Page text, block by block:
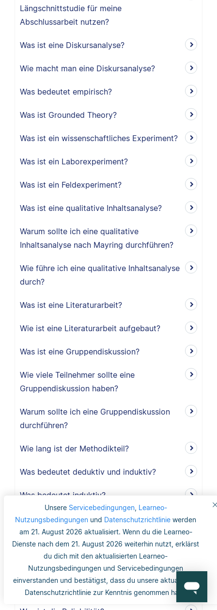
Unsere Servicebedingungen, Learneo-
Nutzungsbedingungen und Datenschutzrichtlinie werden
am 21. August 2026 aktualisiert. Wenn du die Learneo-
Dienste nach dem 21. August 2026 weiterhin nutzt, erklärst
du dich mit den aktualisierten Learneo-
Nutzungsbedingungen und Servicebedingungen
einverstanden und bestätigst, dass du unsere aktualisierte
Datenschutzrichtlinie zur Kenntnis genommen hast.
Längschnittstudie für meine
Abschlussarbeit nutzen?
Was ist eine Diskursanalyse?
Wie macht man eine Diskursanalyse?
Was bedeutet empirisch?
Was ist Grounded Theory?
Was ist ein wissenschaftliches Experiment?
Was ist ein Laborexperiment?
Was ist ein Feldexperiment?
Was ist eine qualitative Inhaltsanalyse?
Warum sollte ich eine qualitative
Inhaltsanalyse nach Mayring durchführen?
Wie führe ich eine qualitative Inhaltsanalyse
durch?
Was ist eine Literaturarbeit?
Wie ist eine Literaturarbeit aufgebaut?
Was ist eine Gruppendiskussion?
Wie viele Teilnehmer sollte eine
Gruppendiskussion haben?
Warum sollte ich eine Gruppendiskussion
durchführen?
Wie lang ist der Methodikteil?
Was bedeutet deduktiv und induktiv?
Was bedeutet induktiv?
Was bedeutet deduktiv?
Was ist Validität?
Was ist interne Validität?
Was versteht man unter Validität?